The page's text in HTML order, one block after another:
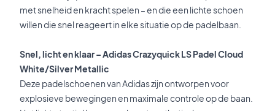
met snelheid en kracht spelen – en die een lichte schoen
willen die snel reageert in elke situatie op de padelbaan.
Snel, licht en klaar – Adidas Crazyquick LS Padel Cloud
White/Silver Metallic
Deze padelschoenen van Adidas zijn ontworpen voor
explosieve bewegingen en maximale controle op de baan.